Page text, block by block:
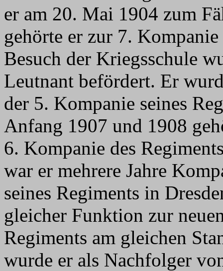
er am 20. Mai 1904 zum
gehörte er zur 7.
Besuch der Kriegsschule
Leutnant befördert. Er
der 5. Kompanie seines
Anfang 1907 und 1908
6. Kompanie des
war er mehrere Jahre
seines Regiments in
gleicher Funktion zur
Regiments am gleichen
wurde er als Nachfolger